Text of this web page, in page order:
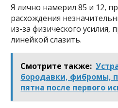
Я лично намерил 85 и 12,
расхождения
из-за физического усилия,
линейкой слазить.
Смотрите также:
бородавки, фибромы,
пятна после первого